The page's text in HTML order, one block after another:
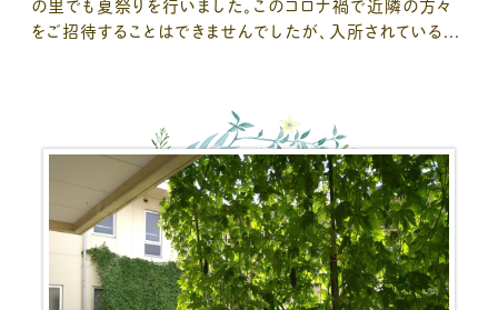
をご招待することはできませんでしたが、入所されている...